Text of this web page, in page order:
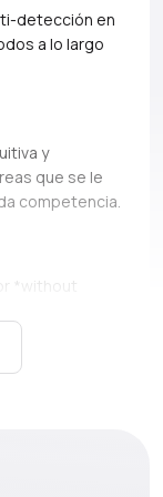
detección en
a lo largo
y
que se le
competencia.
*without
the queue,
profiles during